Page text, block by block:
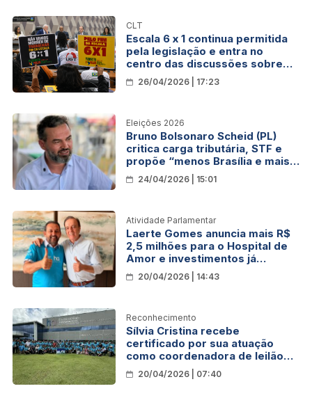
CLT
Escala 6 x 1 continua permitida
pela legislação e entra no
centro das discussões sobre
jornada de trabalho no Brasil
26/04/2026 | 17:23
Eleições 2026
Bruno Bolsonaro Scheid (PL)
critica carga tributária, STF e
propõe “menos Brasília e mais
Brasil”
24/04/2026 | 15:01
Atividade Parlamentar
Laerte Gomes anuncia mais R$
2,5 milhões para o Hospital de
Amor e investimentos já
chegam a R$ 26,5 milhões
20/04/2026 | 14:43
Reconhecimento
Sílvia Cristina recebe
certificado por sua atuação
como coordenadora de leilão
do Hospital de Amor
20/04/2026 | 07:40